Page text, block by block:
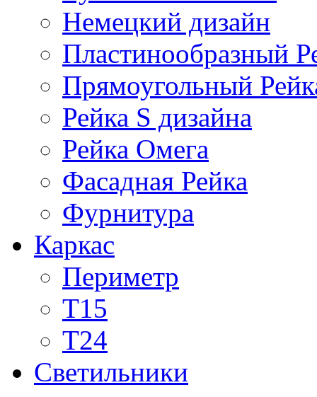
Немецкий дизайн
Пластинообразный
Прямоугольный
Рейка S дизайна
Рейка Омега
Фасадная Рейка
Фурнитура
Каркас
Периметр
Т15
Т24
Светильники